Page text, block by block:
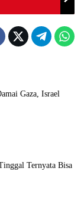
Gaza, Israel
Ternyata Bisa